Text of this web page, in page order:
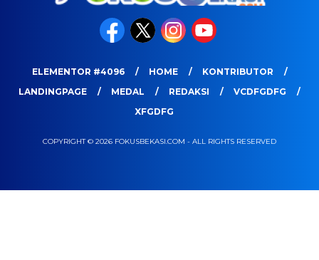
ELEMENTOR #4096 HOME
KONTRIBUTOR
LANDINGPAGE
MEDAL REDAKSI
VCDFGDFG
XFGDFG
COPYRIGHT © 2026 FOKUSBEKASI.COM - ALL RIGHTS RESERVED